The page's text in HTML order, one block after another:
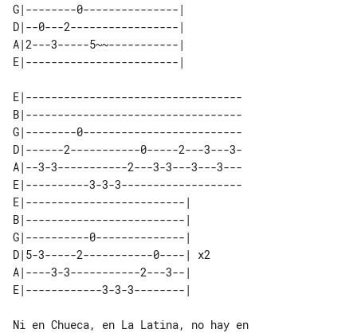
G|--------0---------------|
D|--0---2-----------------|
A|2---3-----5~~-----------|
E|----------------------------------
B|----------------------------------
G|--------0-------------------------
D|------2-----------0-----2---3---3-
A|--3-3-----------2---3-3---3---3---
E|----------3-3-3-------------------
E|-------------------------|
B|-------------------------|
G|----------0--------------|
D|5-3-----2-----------0----| x2
A|----3-3-----------2---3--|
Ni en Chueca, en La Latina, no hay en